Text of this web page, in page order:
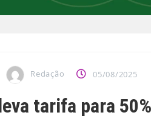
Redação 05/08/2025
tarifa para